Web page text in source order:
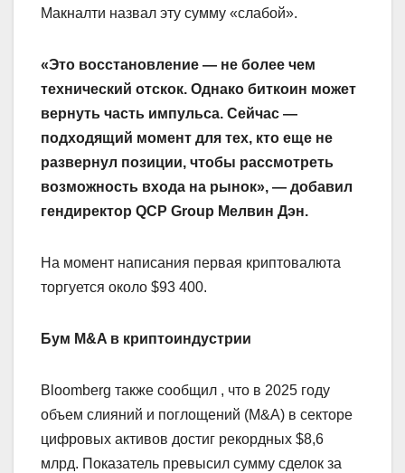
Макналти назвал эту сумму «слабой».
«Это восстановление — не более чем
технический отскок. Однако биткоин может
вернуть часть импульса. Сейчас —
подходящий момент для тех, кто еще не
развернул позиции, чтобы рассмотреть
возможность входа на рынок», — добавил
гендиректор QCP Group Мелвин Дэн.
На момент написания первая криптовалюта
торгуется около $93 400.
Бум M&A в криптоиндустрии
Bloomberg также сообщил , что в 2025 году
объем слияний и поглощений (M&A) в секторе
цифровых активов достиг рекордных $8,6
млрд. Показатель превысил сумму сделок за